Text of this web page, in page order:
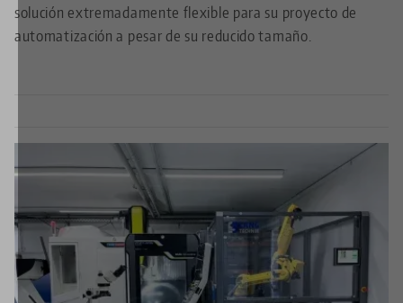
solución extremadamente flexible para su proyecto de
automatización a pesar de su reducido tamaño.